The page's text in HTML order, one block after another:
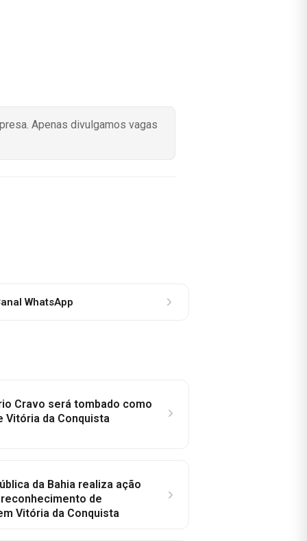
Apenas divulgamos vagas
WhatsApp
Cravo será tombado como
Vitória da Conquista
da Bahia realiza ação
de
Vitória da Conquista